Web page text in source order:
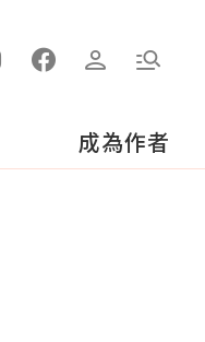
成為作者